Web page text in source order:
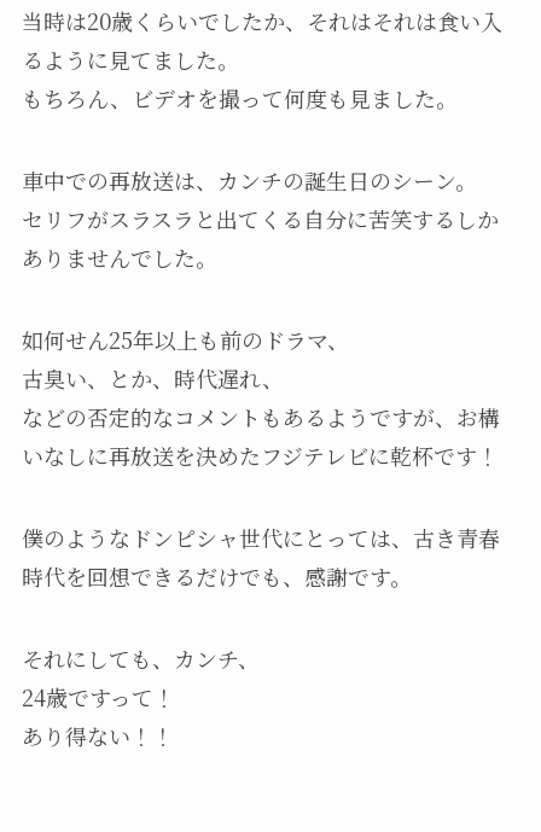
当時は20歳くらいでしたか、それはそれは食い入
るように見てました。
もちろん、ビデオを撮って何度も見ました。
車中での再放送は、カンチの誕生日のシーン。
セリフがスラスラと出てくる自分に苦笑するしか
ありませんでした。
如何せん25年以上も前のドラマ、
古臭い、とか、時代遅れ、
などの否定的なコメントもあるようですが、お構
いなしに再放送を決めたフジテレビに乾杯です！
僕のようなドンピシャ世代にとっては、古き青春
時代を回想できるだけでも、感謝です。
それにしても、カンチ、
24歳ですって！
あり得ない！！